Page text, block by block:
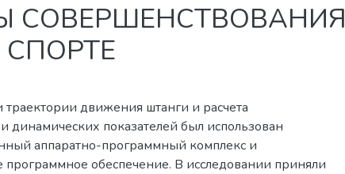
СОВЕРШЕНСТВОВАНИЯ
движения штанги и расчета
динамических показателей был использован
аппаратно-программный комплекс и
программное обеспечение. В исследовании приняли